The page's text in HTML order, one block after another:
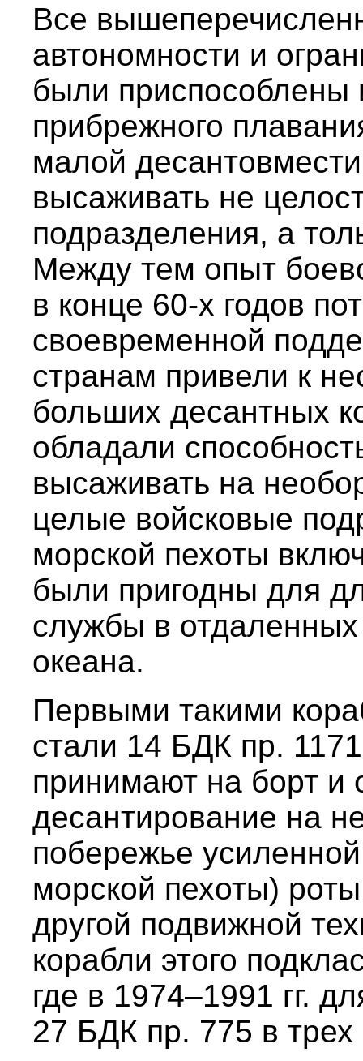
Все
автономности и
были приспособлены
прибрежного
малой
высаживать не
подразделения, а
Между тем опыт
в конце 60-х годов
своевременной
странам привели к
больших десантных
обладали
высаживать на
целые войсковые
морской пехоты
были пригодны для
службы в
океана.
Первыми такими
стали 14 БДК пр.
принимают на борт и
десантирование на
побережье
морской пехоты)
другой подвижной
корабли этого
где в 1974–1991 гг.
27 БДК пр. 775 в